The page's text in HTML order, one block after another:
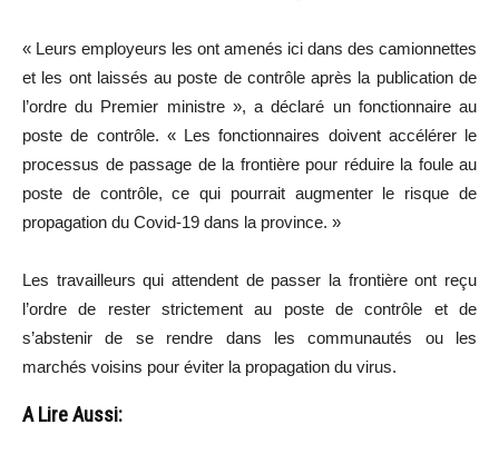
« Leurs employeurs les ont amenés ici dans des camionnettes
et les ont laissés au poste de contrôle après la publication de
l’ordre du Premier ministre », a déclaré un fonctionnaire au
poste de contrôle. « Les fonctionnaires doivent accélérer le
processus de passage de la frontière pour réduire la foule au
poste de contrôle, ce qui pourrait augmenter le risque de
propagation du Covid-19 dans la province. »
Les travailleurs qui attendent de passer la frontière ont reçu
l’ordre de rester strictement au poste de contrôle et de
s’abstenir de se rendre dans les communautés ou les
marchés voisins pour éviter la propagation du virus.
A Lire Aussi: